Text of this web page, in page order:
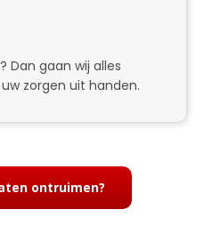
Dan gaan wij alles
zorgen uit handen.
ontruimen?